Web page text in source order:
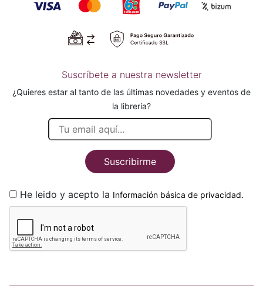
Suscríbete a nuestra newsletter
¿Quieres estar al tanto de las últimas novedades y eventos de
la librería?
Suscribirme
He leido y acepto la Información básica de privacidad.